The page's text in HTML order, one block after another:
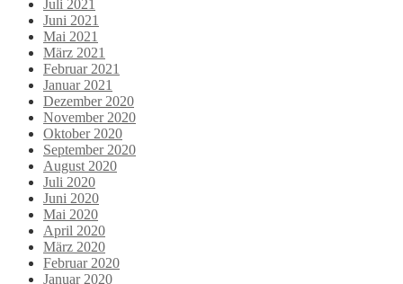
Juli 2021
Juni 2021
Mai 2021
März 2021
Februar 2021
Januar 2021
Dezember 2020
November 2020
Oktober 2020
September 2020
August 2020
Juli 2020
Juni 2020
Mai 2020
April 2020
März 2020
Februar 2020
Januar 2020